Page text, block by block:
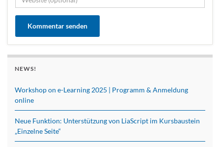
NEWS!
Workshop on e-Learning 2025 | Programm & Anmeldung
online
Neue Funktion: Unterstützung von LiaScript im Kursbaustein
„Einzelne Seite“